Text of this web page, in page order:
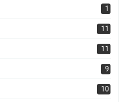
1
11
11
9
10